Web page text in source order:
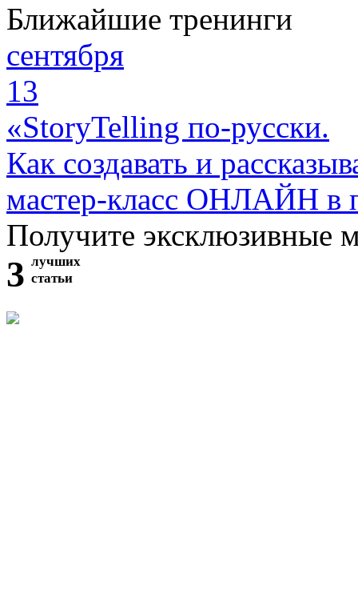
Ближайшие тренинги
сентября
13
«StoryTelling по-русски.
Как создавать и
мастер-класс ОНЛАЙН в
Получите эксклюзивные
3 лучших
статьи